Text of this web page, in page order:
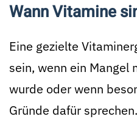
Wann Vitamine
Eine gezielte
sein, wenn ein
wurde oder wenn
Gründe dafür